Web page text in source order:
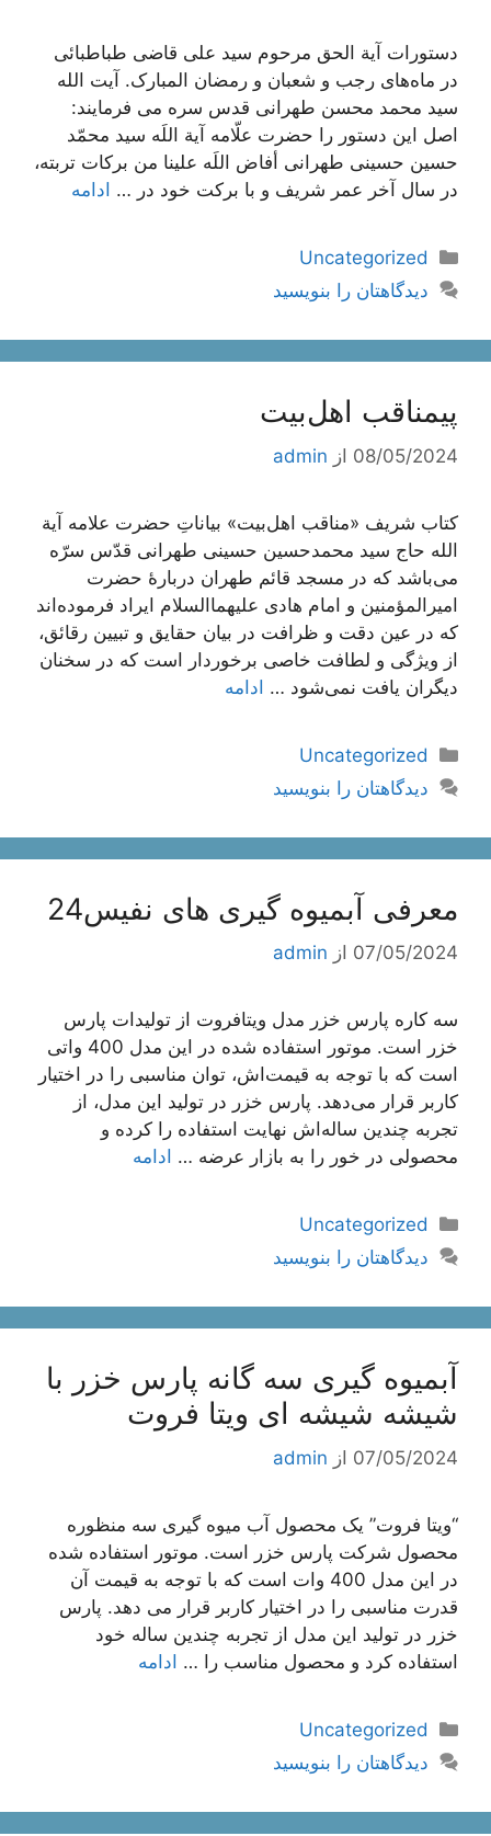
دستورات آیة الحق مرحوم سید علی قاضی طباطبائی
در ماه‌های رجب و شعبان و رمضان المبارک. آیت الله
سید محمد محسن طهرانی قدس سره می فرمایند:
اصل این دستور را حضرت علّامه آیة اللَه سید محمّد
حسین حسینی طهرانی أفاض اللَه علینا من برکات تربته،
در سال آخر عمر شریف و با برکت خود در … ادامه
دسته‌ها
Uncategorized
دیدگاهتان را بنویسید
پیمناقب اهل‌بیت
08/05/2024 از admin
کتاب شریف «مناقب اهل‌بیت» بیاناتِ حضرت علامه آیة
الله حاج سید محمد‌حسین حسینی طهرانی قدّس سرّه
می‌باشد که در مسجد قائم طهران دربارۀ حضرت
امیرالمؤمنین و امام هادی علیهما‌السلام ایراد فرموده‌اند
که در عین دقت و ظرافت در بیان حقایق و تبیین رقائق،
از ویژگی و لطافت خاصی برخوردار است که در سخنان
دیگران یافت نمی‌شود … ادامه
دسته‌ها
Uncategorized
دیدگاهتان را بنویسید
معرفی آبمیوه گیری های نفیس24
07/05/2024 از admin
سه كاره پارس خزر مدل ویتافروت از تولیدات پارس
خزر است. موتور استفاده شده در این مدل 400 واتی
است که با توجه به قیمت‌‌اش، توان مناسبی را در اختیار
کاربر قرار می‌‌دهد. پارس خزر در تولید این مدل، از
تجربه چندین ساله‌اش نهایت استفاده را کرده و
محصولی در خور را به بازار عرضه … ادامه
دسته‌ها
Uncategorized
دیدگاهتان را بنویسید
آبمیوه گیری سه گانه پارس خزر با
شیشه شیشه ای ویتا فروت
07/05/2024 از admin
“ویتا فروت” یک محصول آب میوه گیری سه منظوره
محصول شرکت پارس خزر است. موتور استفاده شده
در این مدل 400 وات است که با توجه به قیمت آن
قدرت مناسبی را در اختیار کاربر قرار می دهد. پارس
خزر در تولید این مدل از تجربه چندین ساله خود
استفاده کرد و محصول مناسب را … ادامه
دسته‌ها
Uncategorized
دیدگاهتان را بنویسید